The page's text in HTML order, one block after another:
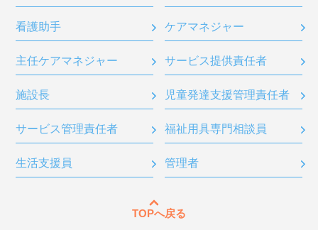
看護助手 ケアマネジャー
主任ケアマネジャー サービス提供責任者
施設長 児童発達支援管理責任者
サービス管理責任者 福祉用具専門相談員
生活支援員 管理者
TOPへ戻る